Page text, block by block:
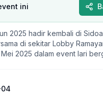
ini
2025 hadir kembali di
di sekitar Lobby
2025 dalam event lari